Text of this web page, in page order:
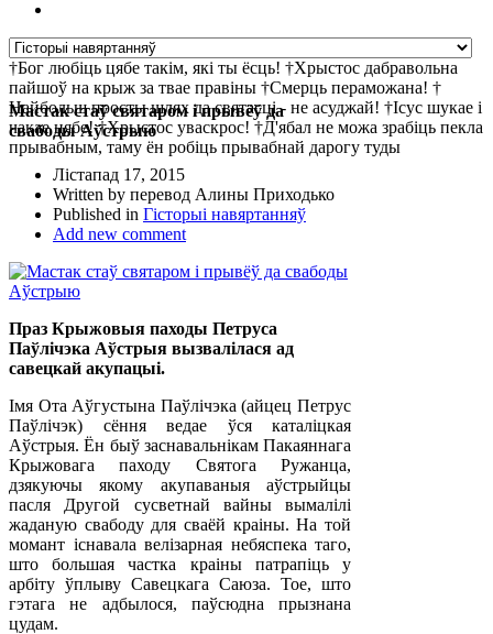
†Бог любіць цябе такім, які ты ёсць! †Хрыстос дабравольна
пайшоў на крыж за твае правіны †Смерць пераможана! †
Найбольш просты шлях да святасці - не асуджай! †Ісус шукае і
чакае цябе! †Хрыстос уваскрос! †Д'ябал не можа зрабіць пекла
прывабным, таму ён робіць прывабнай дарогу туды
Мастак стаў святаром і прывёў да
свабоды Аўстрыю
Лістапад 17, 2015
Written by перевод Алины Приходько
Published in Гісторыі навяртанняў
Add new comment
Праз Крыжовыя паходы Петруса
Паўлічэка Аўстрыя вызвалілася ад
савецкай акупацыі.
Імя Ота Аўгустына Паўлічэка (айцец Петрус
Паўлічэк) сёння ведае ўся каталіцкая
Аўстрыя. Ён быў заснавальнікам Пакаяннага
Крыжовага паходу Святога Ружанца,
дзякуючы якому акупаваныя аўстрыйцы
пасля Другой сусветнай вайны вымалілі
жаданую свабоду для сваёй краіны. На той
момант існавала велізарная небяспека таго,
што большая частка краіны патрапіць у
арбіту ўплыву Савецкага Саюза. Тое, што
гэтага не адбылося, паўсюдна прызнана
цудам.